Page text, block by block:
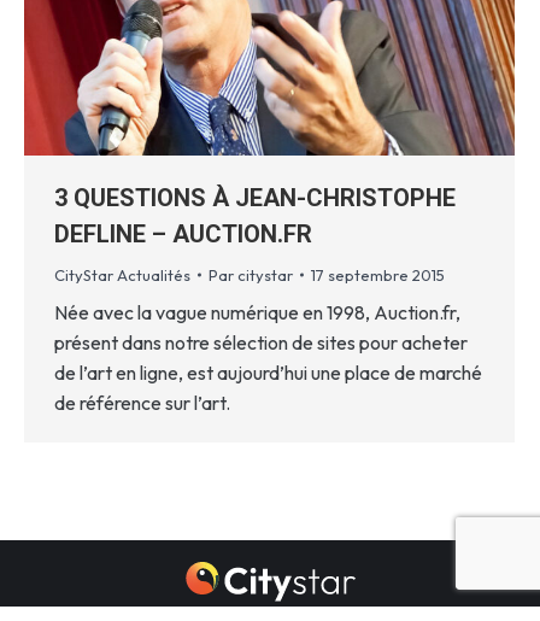
3 QUESTIONS À JEAN-CHRISTOPHE
DEFLINE – AUCTION.FR
CityStar Actualités Par citystar 17 septembre 2015
Née avec la vague numérique en 1998, Auction.fr,
présent dans notre sélection de sites pour acheter
de l’art en ligne, est aujourd’hui une place de marché
de référence sur l’art.